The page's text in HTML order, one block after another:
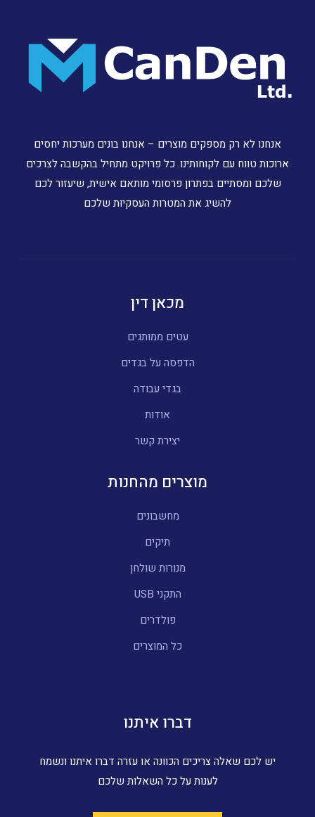
אנחנו לא רק מספקים מוצרים – אנחנו בונים מערכות יחסים
ארוכות טווח עם לקוחותינו. כל פרויקט מתחיל בהקשבה לצרכים
שלכם ומסתיים בפתרון פרסומי מותאם אישית, שיעזור לכם
להשיג את המטרות העסקיות שלכם
מכאן דין
עטים ממותגים
הדפסה על בגדים
בגדי עבודה
אודות
יצירת קשר
מוצרים מהחנות
מחשבונים
תיקים
מנורות שולחן
התקני USB
פולדרים
כל המוצרים
דברו איתנו
יש לכם שאלה צריכים הכוונה או עזרה דברו איתנו ונשמח
לענות על כל השאלות שלכם